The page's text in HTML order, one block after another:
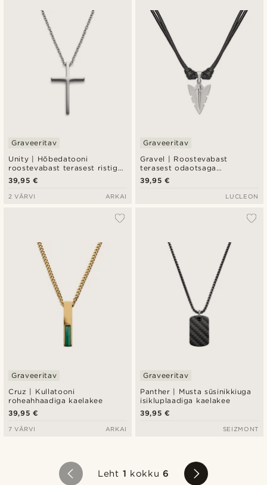
Unity | Hõbedatooni
roostevabast terasest ristiga
kaelakee
Graveeritav
39,95 €
2 VÄRVI ARKAI
Gravel | Roostevabast
terasest odaotsaga
nöörkaelakee
Graveeritav
39,95 €
LUCLEON
Cruz | Kullatooni
roheahhaadiga kaelakee
Graveeritav
39,95 €
7 VÄRVI ARKAI
Panther | Musta süsinikkiuga
isikluplaadiga kaelakee
Graveeritav
39,95 €
SEIZMONT
Leht 1 kokku6